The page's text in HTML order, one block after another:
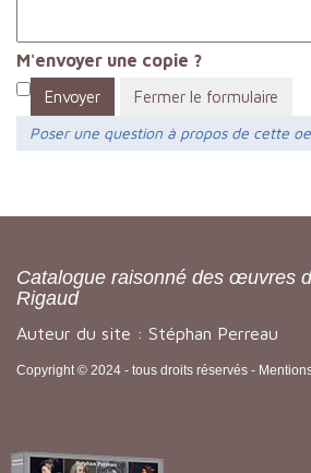
M'envoyer une copie ?
Envoyer
Fermer le formulaire
Poser une question à propos de cette
Catalogue raisonné des œuvres
Rigaud
Auteur du site : Stéphan Perreau
Copyright © 2024 - tous droits réservés -